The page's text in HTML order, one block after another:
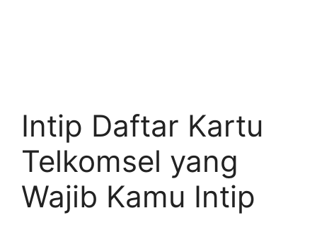
Intip Daftar Kartu
Telkomsel yang
Wajib Kamu Intip